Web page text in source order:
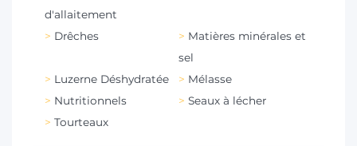
d'allaitement
Drêches
Matières minérales et
sel
Luzerne Déshydratée
Mélasse
Nutritionnels
Seaux à lécher
Tourteaux